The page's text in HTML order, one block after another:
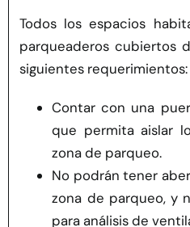
Todos los espacios
parqueaderos cubiertos
siguientes requerimientos:
Contar con una
que permita aislar
zona de parqueo.
No podrán tener
zona de parqueo, y
para análisis de